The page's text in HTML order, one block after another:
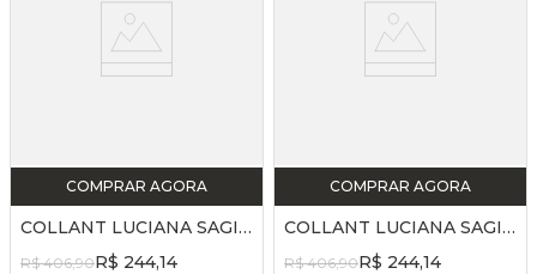
COMPRAR AGORA
COLLANT LUCIANA SAGIORO 25/26 - REF. LS56 - PRETO
R$ 406,90R$ 244,14
COMPRAR AGORA
COLLANT LUCIANA SAGIORO 25/26 - REF. LS56 - AZUL LAVADO
R$ 406,90R$ 244,14